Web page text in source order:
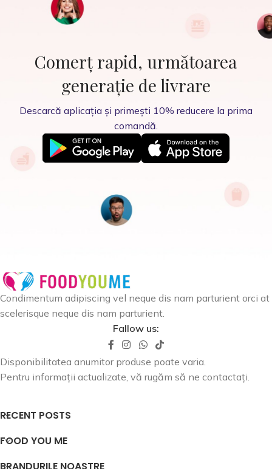
Comerț rapid, următoarea
generație de livrare
Descarcă aplicația și primești 10% reducere la prima
comandă.
Condimentum adipiscing vel neque dis nam parturient orci at
scelerisque neque dis nam parturient.
Fallow us:
Disponibilitatea anumitor produse poate varia.
Pentru informații actualizate, vă rugăm să ne contactați.
RECENT POSTS
FOOD YOU ME